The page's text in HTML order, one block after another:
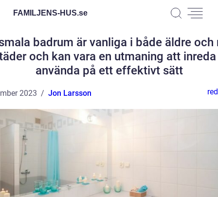
FAMILJENS-HUS.se
badrum är vanliga i både äldre och
och kan vara en utmaning att
använda på ett effektivt sätt
2023 Jon Larsson